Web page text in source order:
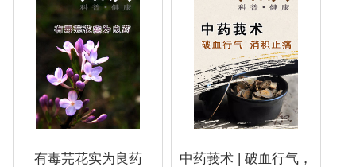
有毒芫花实为良药
中药莪术 | 破血行气，